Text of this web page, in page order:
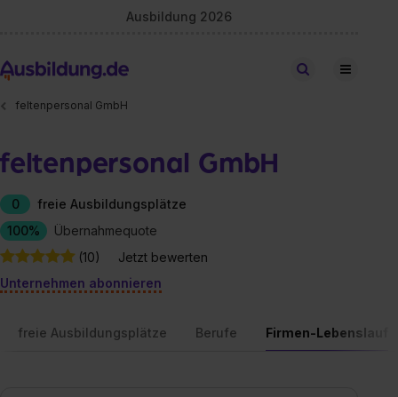
Ausbildung 2026
Stellen finden
feltenpersonal GmbH
feltenpersonal GmbH
0
freie Ausbildungsplätze
100%
Übernahmequote
(10)
Jetzt bewerten
Unternehmen abonnieren
freie Ausbildungsplätze Berufe Firmen-Lebenslauf